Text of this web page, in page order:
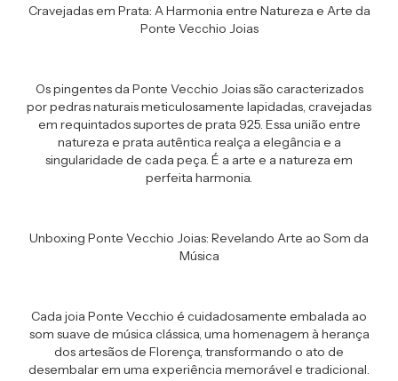
Cravejadas em Prata: A Harmonia entre Natureza e Arte da
Ponte Vecchio Joias
Os pingentes da Ponte Vecchio Joias são caracterizados
por pedras naturais meticulosamente lapidadas, cravejadas
em requintados suportes de prata 925. Essa união entre
natureza e prata autêntica realça a elegância e a
singularidade de cada peça. É a arte e a natureza em
perfeita harmonia.
Unboxing Ponte Vecchio Joias: Revelando Arte ao Som da
Música
Cada joia Ponte Vecchio é cuidadosamente embalada ao
som suave de música clássica, uma homenagem à herança
dos artesãos de Florença, transformando o ato de
desembalar em uma experiência memorável e tradicional.